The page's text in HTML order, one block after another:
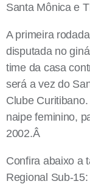
Santa Mônica e
A primeira
disputada no
time da casa
será a vez do
Clube
naipe feminino,
2002.Â
Confira abaixo a
Regional Sub-15: